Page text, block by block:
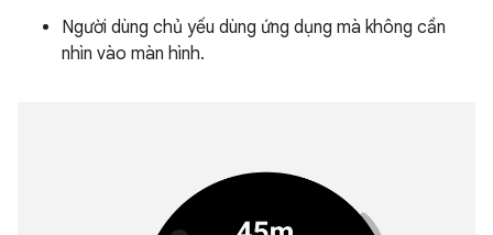
Người dùng chủ yếu dùng ứng dụng mà không cần
nhìn vào màn hình.